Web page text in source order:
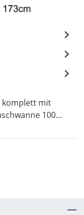
komplett mit
100…